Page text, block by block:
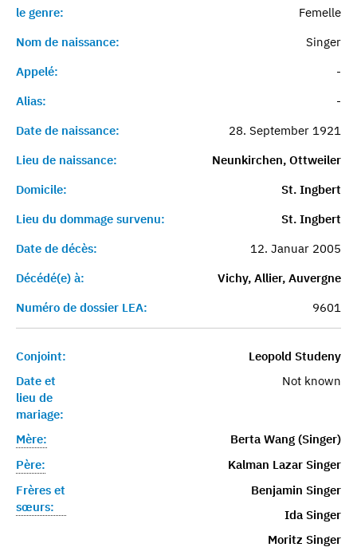
le genre:
Femelle
Nom de naissance:
Singer
Appelé:
-
Alias:
-
Date de naissance:
28. September 1921
Lieu de naissance:
Neunkirchen, Ottweiler
Domicile:
St. Ingbert
Lieu du dommage survenu:
St. Ingbert
Date de décès:
12. Januar 2005
Décédé(e) à:
Vichy, Allier, Auvergne
Numéro de dossier LEA:
9601
Conjoint:
Leopold Studeny
Date et
lieu de
mariage:
Not known
Mère:
Berta Wang (Singer)
Père:
Kalman Lazar Singer
Frères et
sœurs:
Benjamin Singer
Ida Singer
Moritz Singer